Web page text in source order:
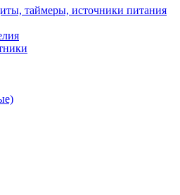
таймеры, источники питания